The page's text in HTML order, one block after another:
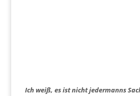
Ich weiß, es ist nicht jedermanns